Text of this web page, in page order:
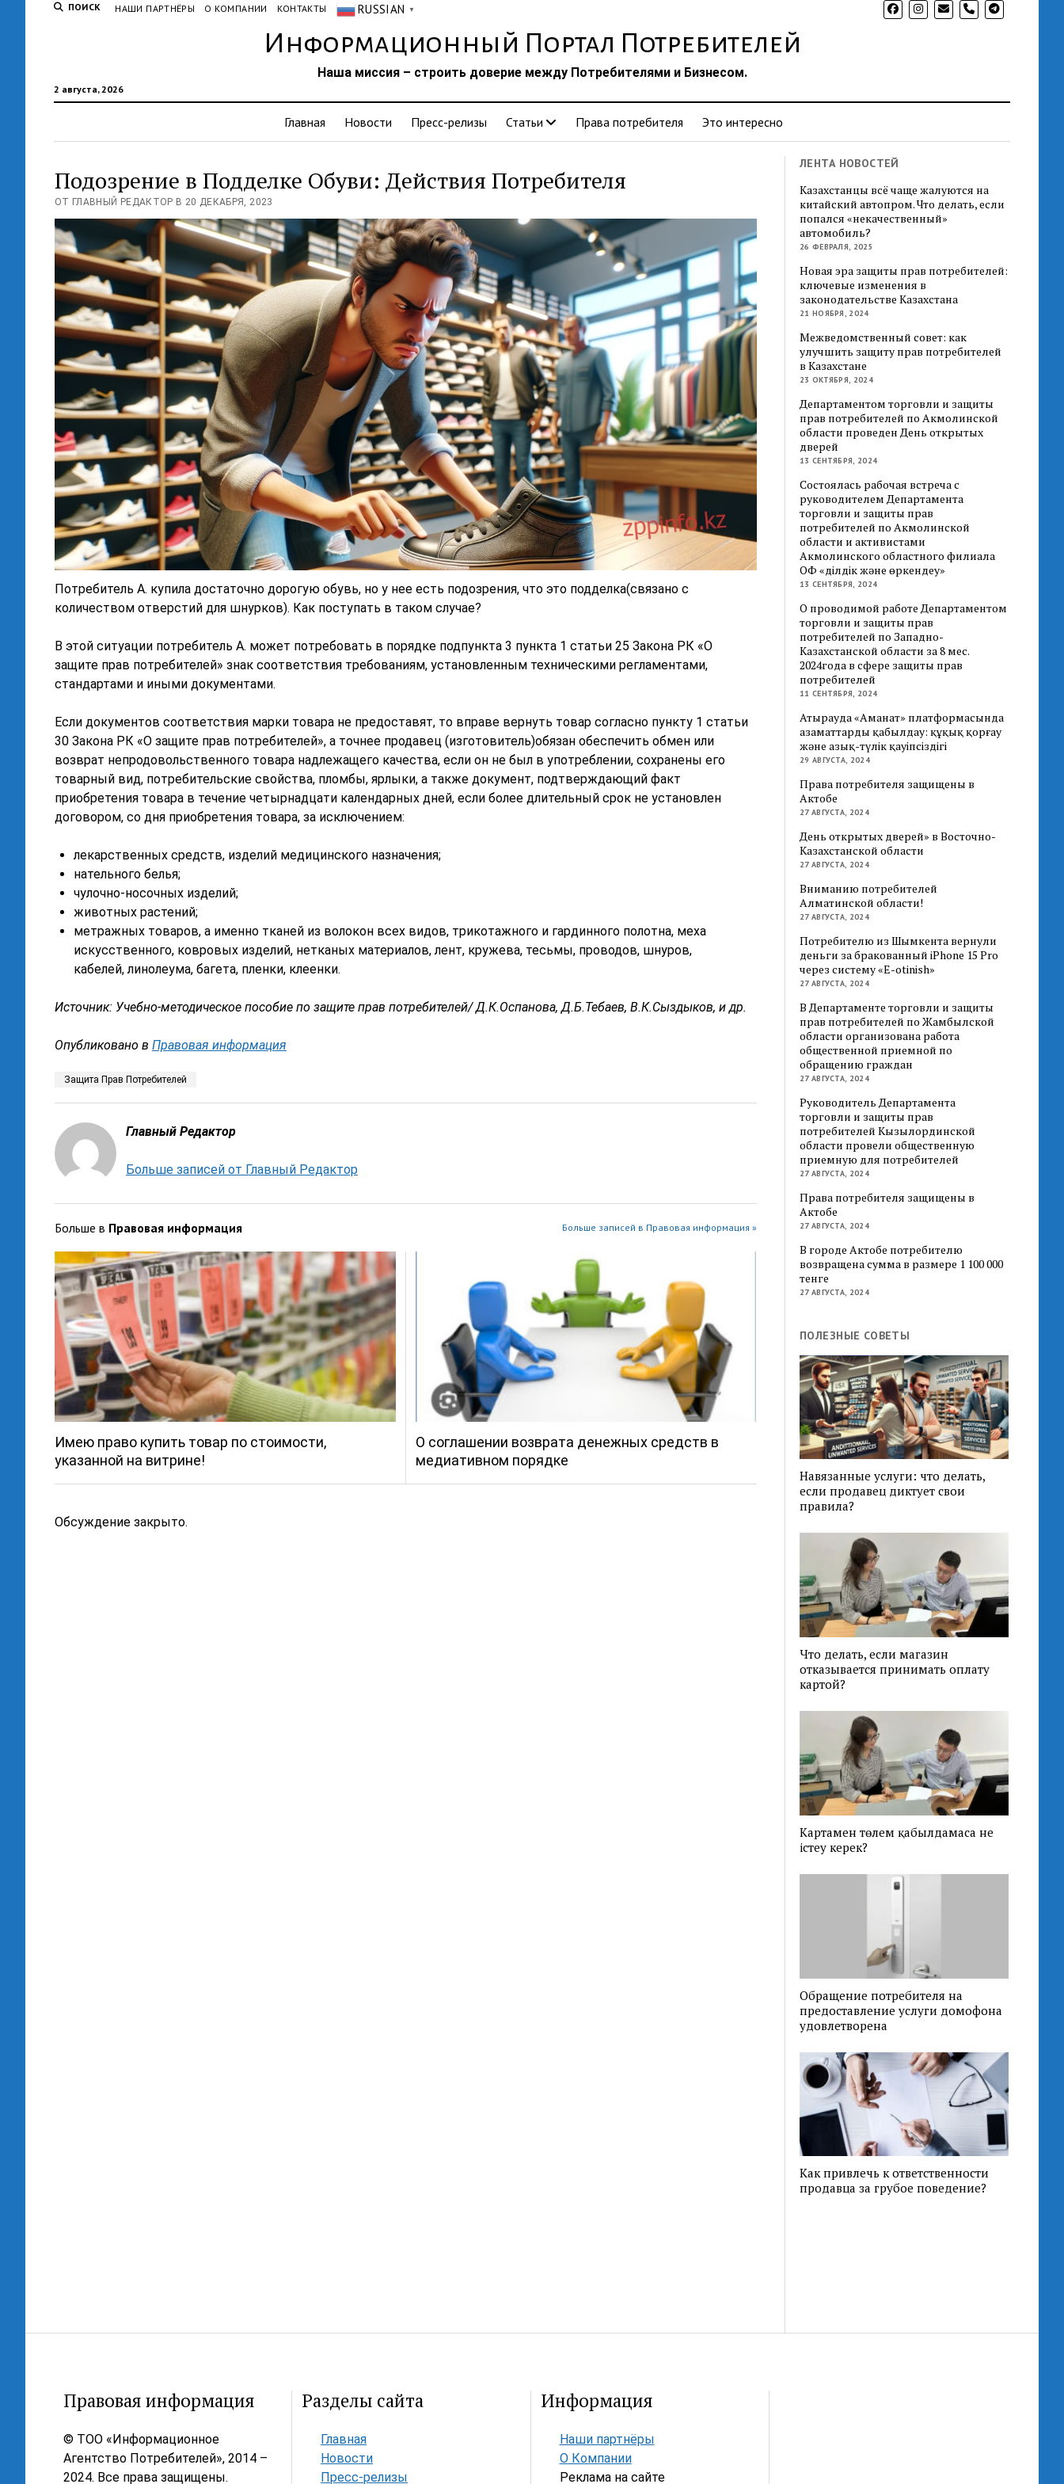
ПОИСК НАШИ ПАРТНЁРЫ О КОМПАНИИ КОНТАКТЫ RUSSIAN ▼ phone
Информационный Портал Потребителей
2 августа, 2026
Наша миссия – строить доверие между Потребителями и Бизнесом.
Главная Новости Пресс-релизы Статьи Права потребителя Это интересно
Подозрение в Подделке Обуви: Действия Потребителя
ОТ ГЛАВНЫЙ РЕДАКТОР В 20 ДЕКАБРЯ, 2023
Потребитель А. купила достаточно дорогую обувь, но у нее есть подозрения, что это подделка(связано с
количеством отверстий для шнурков). Как поступать в таком случае?
В этой ситуации потребитель А. может потребовать в порядке подпункта 3 пункта 1 статьи 25 Закона РК «О
защите прав потребителей» знак соответствия требованиям, установленным техническими регламентами,
стандартами и иными документами.
Если документов соответствия марки товара не предоставят, то вправе вернуть товар согласно пункту 1 статьи
30 Закона РК «О защите прав потребителей», а точнее продавец (изготовитель)обязан обеспечить обмен или
возврат непродовольственного товара надлежащего качества, если он не был в употреблении, сохранены его
товарный вид, потребительские свойства, пломбы, ярлыки, а также документ, подтверждающий факт
приобретения товара в течение четырнадцати календарных дней, если более длительный срок не установлен
договором, со дня приобретения товара, за исключением:
лекарственных средств, изделий медицинского назначения;
нательного белья;
чулочно-носочных изделий;
животных растений;
метражных товаров, а именно тканей из волокон всех видов, трикотажного и гардинного полотна, меха
искусственного, ковровых изделий, нетканых материалов, лент, кружева, тесьмы, проводов, шнуров,
кабелей, линолеума, багета, пленки, клеенки.
Источник: Учебно-методическое пособие по защите прав потребителей/ Д.К.Оспанова, Д.Б.Тебаев, В.К.Сыздыков, и др.
Опубликовано в Правовая информация
Защита Прав Потребителей
Главный Редактор
Больше записей от Главный Редактор
Больше в Правовая информация Больше записей в Правовая информация »
Имею право купить товар по стоимости,
указанной на витрине!
О соглашении возврата денежных средств в
медиативном порядке
Обсуждение закрыто.
ЛЕНТА НОВОСТЕЙ
Казахстанцы всё чаще жалуются на
китайский автопром. Что делать, если
попался «некачественный»
автомобиль?
26 ФЕВРАЛЯ, 2025
Новая эра защиты прав потребителей:
ключевые изменения в
законодательстве Казахстана
21 НОЯБРЯ, 2024
Межведомственный совет: как
улучшить защиту прав потребителей
в Казахстане
23 ОКТЯБРЯ, 2024
Департаментом торговли и защиты
прав потребителей по Акмолинской
области проведен День открытых
дверей
13 СЕНТЯБРЯ, 2024
Состоялась рабочая встреча с
руководителем Департамента
торговли и защиты прав
потребителей по Акмолинской
области и активистами
Акмолинского областного филиала
ОФ «Әділдік және өркендеу»
13 СЕНТЯБРЯ, 2024
О проводимой работе Департаментом
торговли и защиты прав
потребителей по Западно-
Казахстанской области за 8 мес.
2024года в сфере защиты прав
потребителей
11 СЕНТЯБРЯ, 2024
Атырауда «Аманат» платформасында
азаматтарды қабылдау: құқық қорғау
және азық-түлік қауіпсіздігі
29 АВГУСТА, 2024
Права потребителя защищены в
Актобе
27 АВГУСТА, 2024
День открытых дверей» в Восточно-
Казахстанской области
27 АВГУСТА, 2024
Вниманию потребителей
Алматинской области!
27 АВГУСТА, 2024
Потребителю из Шымкента вернули
деньги за бракованный iPhone 15 Pro
через систему «E-otinish»
27 АВГУСТА, 2024
В Департаменте торговли и защиты
прав потребителей по Жамбылской
области организована работа
общественной приемной по
обращению граждан
27 АВГУСТА, 2024
Руководитель Департамента
торговли и защиты прав
потребителей Кызылординской
области провели общественную
приемную для потребителей
27 АВГУСТА, 2024
Права потребителя защищены в
Актобе
27 АВГУСТА, 2024
В городе Актобе потребителю
возвращена сумма в размере 1 100 000
тенге
27 АВГУСТА, 2024
ПОЛЕЗНЫЕ СОВЕТЫ
Навязанные услуги: что делать,
если продавец диктует свои
правила?
Что делать, если магазин
отказывается принимать оплату
картой?
Картамен төлем қабылдамаса не
істеу керек?
Обращение потребителя на
предоставление услуги домофона
удовлетворена
Как привлечь к ответственности
продавца за грубое поведение?
Правовая информация
© ТОО «Информационное
Агентство Потребителей», 2014 –
2024. Все права защищены.
Разделы сайта
Главная
Новости
Пресс-релизы
Информация
Наши партнёры
О Компании
Реклама на сайте